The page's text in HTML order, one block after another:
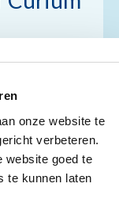
onze website te
verbeteren.
website goed te
te kunnen laten
voor de
functie